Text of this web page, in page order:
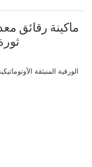
ماكينة رقائق